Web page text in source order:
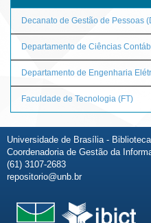
Decanato de Gestão de Pessoas
Departamento de Ciências
Departamento de Engenharia
Faculdade de Tecnologia (FT)
Universidade de Brasília -
Coordenadoria de Gestão da
(61) 3107-2683
repositorio@unb.br